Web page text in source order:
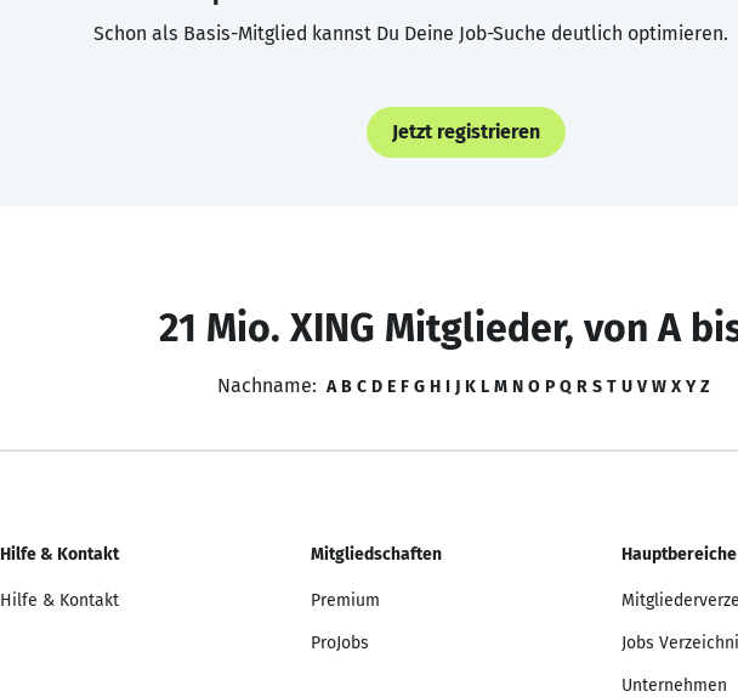
Schon als Basis-Mitglied kannst Du Deine Job-Suche deutlich optimieren.
Jetzt registrieren
21 Mio. XING Mitglieder, von A
Nachname: A B C D E F G H I J K L M N O P Q R S T U V W X Y Z
Hilfe & Kontakt
Hilfe & Kontakt
Mitgliedschaften
Premium
ProJobs
Hauptbereiche
Jobs
Unternehmen